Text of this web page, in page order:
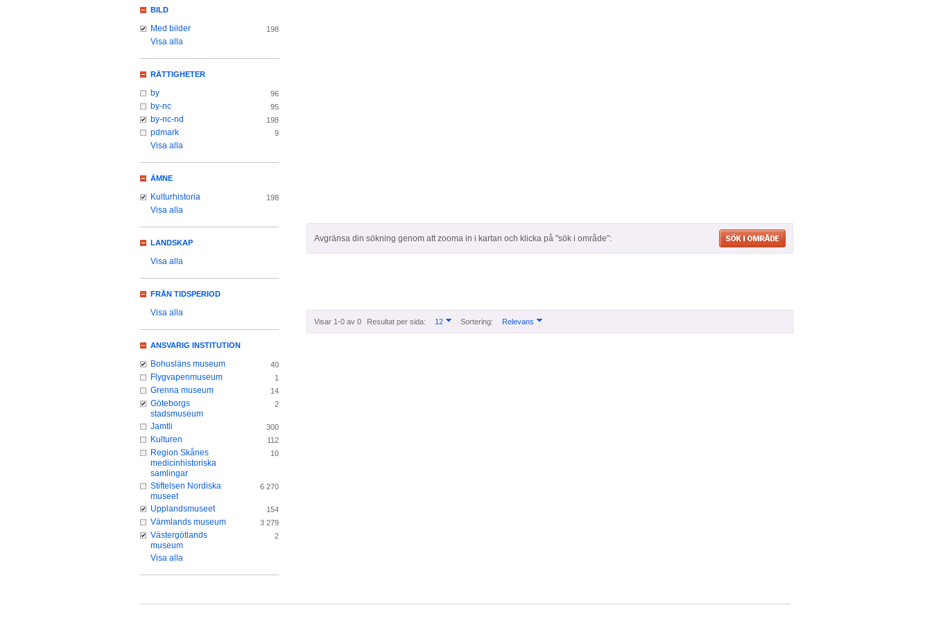
Avgränsa din sökning genom att zooma in i kartan och klicka på "sök i område":
Visar 1-0 av 0 Resultat per sida: 12 Sortering: Relevans
BILD
Med bilder 198
Visa alla
RÄTTIGHETER
by 96
by-nc 95
by-nc-nd 198
pdmark 9
Visa alla
ÄMNE
Kulturhistoria 198
Visa alla
LANDSKAP
Visa alla
FRÅN TIDSPERIOD
Visa alla
ANSVARIG INSTITUTION
Bohusläns museum 40
Flygvapenmuseum 1
Grenna museum 14
Göteborgs
stadsmuseum
2
Jamtli 300
Kulturen 112
Region Skånes
medicinhistoriska
samlingar
10
Stiftelsen Nordiska
museet
6 270
Upplandsmuseet 154
Värmlands museum 3 279
Västergötlands
museum
2
Visa alla